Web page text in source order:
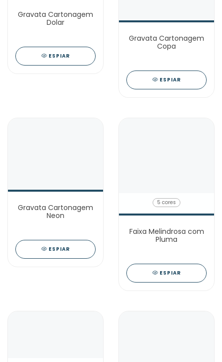
Gravata Cartonagem
Dolar
ESPIAR
Gravata Cartonagem
Copa
ESPIAR
Gravata Cartonagem
Neon
ESPIAR
5 cores
Faixa Melindrosa com
Pluma
ESPIAR